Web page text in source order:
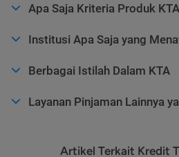
Apa Saja Kriteria Produk
Institusi Apa Saja yang
Berbagai Istilah Dalam KTA
Layanan Pinjaman Lainnya
Artikel Terkait Kredit